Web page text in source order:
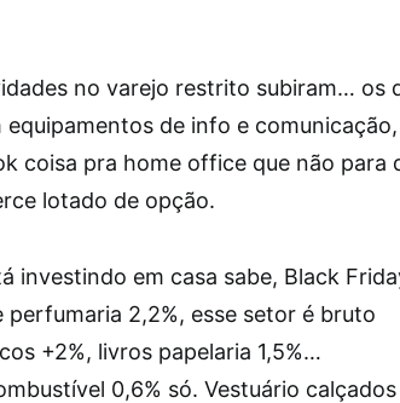
no varejo restrito subiram… os
de info e comunicação,
coisa pra home office que não para
lotado de opção.
investindo em casa sabe, Black
2,2%, esse setor é bruto
+2%, livros papelaria 1,5%…
0,6% só. Vestuário calçados